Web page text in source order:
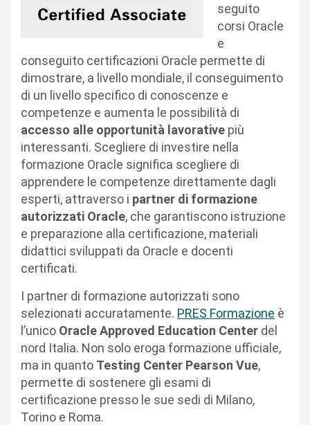
seguito
corsi Oracle
e
conseguito certificazioni Oracle permette di
dimostrare, a livello mondiale, il conseguimento
di un livello specifico di conoscenze e
competenze e aumenta le possibilità di
accesso alle opportunità lavorative più
interessanti. Scegliere di investire nella
formazione Oracle significa scegliere di
apprendere le competenze direttamente dagli
esperti, attraverso i partner di formazione
autorizzati Oracle, che garantiscono istruzione
e preparazione alla certificazione, materiali
didattici sviluppati da Oracle e docenti
certificati.
I partner di formazione autorizzati sono
selezionati accuratamente. PRES Formazione è
l’unico Oracle Approved Education Center del
nord Italia. Non solo eroga formazione ufficiale,
ma in quanto Testing Center Pearson Vue,
permette di sostenere gli esami di
certificazione presso le sue sedi di Milano,
Torino e Roma.